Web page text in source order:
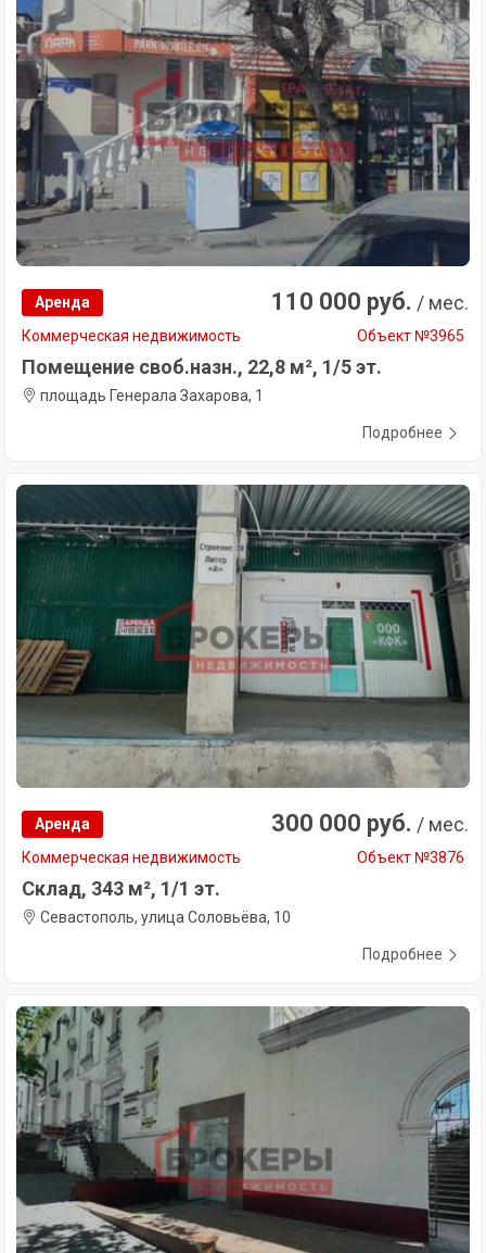
Аренда 110 000 руб. / мес.
Коммерческая недвижимость Объект №3965
Помещение своб.назн., 22,8 м², 1/5 эт.
площадь Генерала Захарова, 1
Подробнее
Аренда 300 000 руб. / мес.
Коммерческая недвижимость Объект №3876
Склад, 343 м², 1/1 эт.
Севастополь, улица Соловьёва, 10
Подробнее